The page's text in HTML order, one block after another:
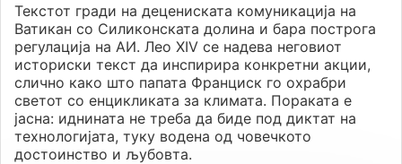
Текстот гради на децениската комуникација на
Ватикан со Силиконската долина и бара построга
регулација на АИ. Лео XIV се надева неговиот
историски текст да инспирира конкретни акции,
слично како што папата Франциск го охрабри
светот со енцикликата за климата. Пораката е
јасна: иднината не треба да биде под диктат на
технологијата, туку водена од човечкото
достоинство и љубовта.